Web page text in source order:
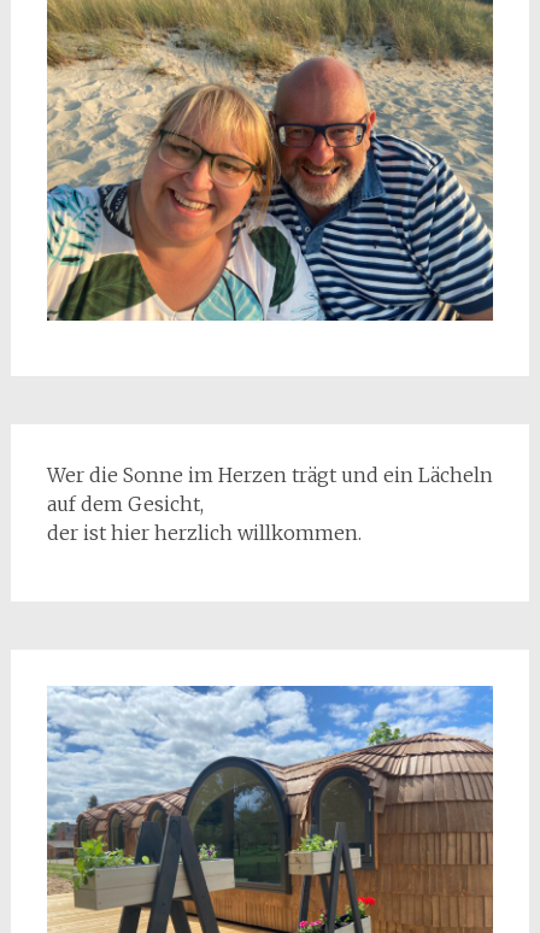
Wer die Sonne im Herzen trägt und ein Lächeln
auf dem Gesicht,
der ist hier herzlich willkommen.